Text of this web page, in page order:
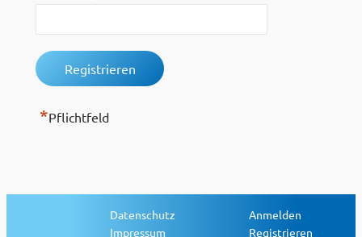
*Pflichtfeld
Datenschutz
Impressum
Anmelden
Registrieren